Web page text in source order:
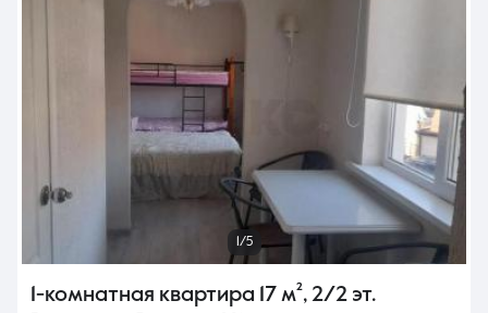
1/5
1-комнатная квартира 17 м², 2/2 эт.